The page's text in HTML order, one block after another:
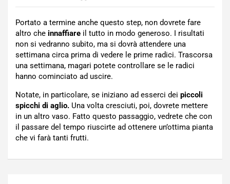
Portato a termine anche questo step, non dovrete fare
altro che innaffiare il tutto in modo generoso. I risultati
non si vedranno subito, ma si dovrà attendere una
settimana circa prima di vedere le prime radici. Trascorsa
una settimana, magari potete controllare se le radici
hanno cominciato ad uscire.
Notate, in particolare, se iniziano ad esserci dei piccoli
spicchi di aglio. Una volta cresciuti, poi, dovrete mettere
in un altro vaso. Fatto questo passaggio, vedrete che con
il passare del tempo riuscirte ad ottenere un’ottima pianta
che vi farà tanti frutti.